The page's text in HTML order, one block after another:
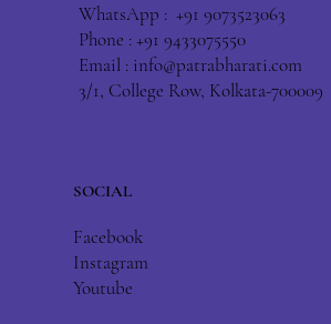
WhatsApp : +91 9073523063
Phone : +91 9433075550
Email : info@patrabharati.com
3/1, College Row, Kolkata-700009
SOCIAL
Facebook
Instagram
Youtube